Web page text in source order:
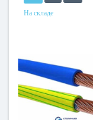
На складе
35 мм²
Кол-во жил
1
Наличие экрана